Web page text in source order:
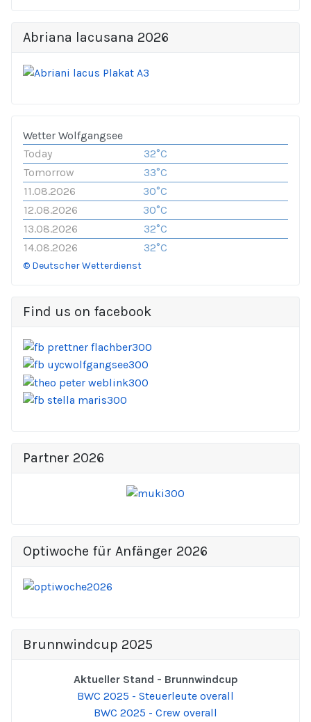
Abriana lacusana 2026
Wetter Wolfgangsee
Today
32°C
Tomorrow
33°C
11.08.2026
30°C
12.08.2026
30°C
13.08.2026
32°C
14.08.2026
32°C
© Deutscher Wetterdienst
Find us on facebook
Partner 2026
Optiwoche für Anfänger 2026
Brunnwindcup 2025
Aktueller Stand - Brunnwindcup
BWC 2025 - Steuerleute overall
BWC 2025 - Crew overall